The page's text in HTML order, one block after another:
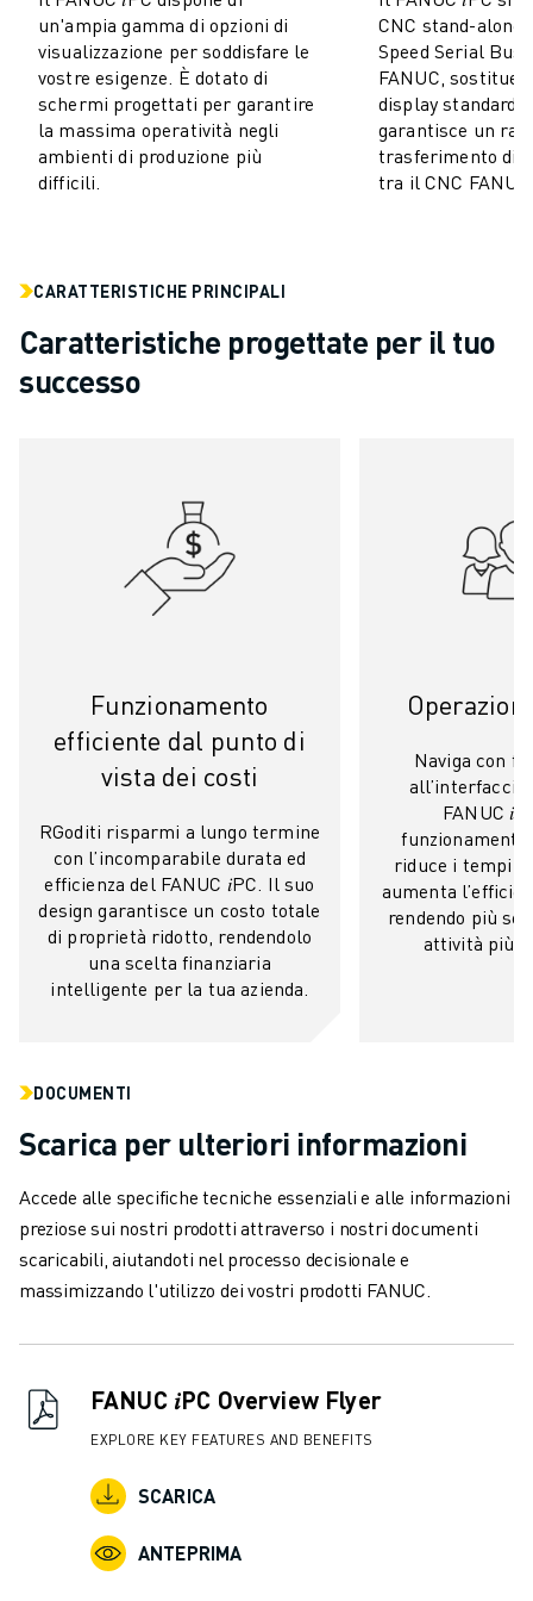
MACCHINE PER ELETTROEROSIONE A FILO
ROBOCUT MACCHINE PER ELETTROEROSIONE A FILO
ROBOCUT HARDWARE
SOFTWARE ROBOCUT
MANUTENZIONE PREVENTIVA DI ROBOCUT
SOSTENIBILITÀ DI ROBOCUT
SOLUZIONI DI FABBRICA INTELLIGENTI PER AUMENTARE
CASI DI SUCCESSO
SOLUZIONI
FOOD & BEVERAGE
APPLICAZIONI
TUTTE LE APPLICAZIONI
MACCHINE A 5 ASSI
ASSEMBLAGGIO
RETTIFICA CNC
FRESATURA CNC
TORNITURA CNC
FORATURA E MASCHIATURA AD ALTA VELOCITÀ
STAMPAGGIO A INIEZIONE
VERNICIATURA
SALDATURA A PUNTI
ELETTROEROSIONE A FILO
CASI DI SUCCESSO
SERVIZIO CLIENTI
ASSISTENZA CLIENTI
ASSISTENZA TECNICA REMOTA
RICAMBI
STRUMENTI DI SERVICE DIGITALI
CENTRO DOWNLOAD " MYFANUC
un'ampia gamma di opzioni di
visualizzazione per soddisfare le
vostre esigenze. È dotato di
schermi progettati per garantire
la massima operatività negli
ambienti di produzione più
difficili.
CNC stand-
Speed Serial Bus
FANUC,
display standard.
garantisce un
trasferimento di
tra il CNC
CARATTERISTICHE PRINCIPALI
Caratteristiche progettate per il tuo
successo
Funzionamento
efficiente dal punto di
vista dei costi
RGoditi risparmi a lungo termine
con l’incomparabile durata ed
efficienza del FANUC 𝑖PC. Il suo
design garantisce un costo totale
di proprietà ridotto, rendendolo
una scelta finanziaria
intelligente per la tua azienda.
Naviga con
FANUC
riduce i tempi
aumenta
rendendo più
attività più
DOCUMENTI
Scarica per ulteriori informazioni
Accede alle specifiche tecniche essenziali e alle informazioni
preziose sui nostri prodotti attraverso i nostri documenti
scaricabili, aiutandoti nel processo decisionale e
massimizzando l'utilizzo dei vostri prodotti FANUC.
FANUC 𝑖PC Overview Flyer
EXPLORE KEY FEATURES AND BENEFITS
SCARICA
ANTEPRIMA